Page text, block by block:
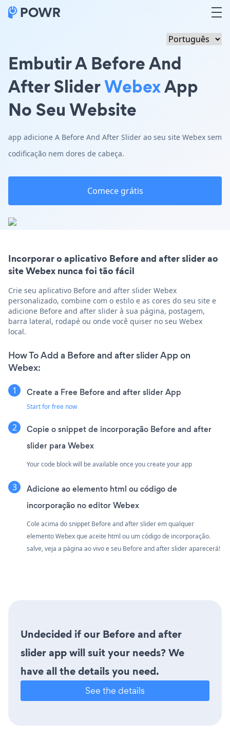
Embutir A Before And
After SliderWebexApp
No Seu Website
app adicione A Before And After Slider ao seu site Webex sem
codificação nem dores de cabeça.
Comece grátis
Incorporar o aplicativo Before and after slider ao
site Webex nunca foi tão fácil
Crie seu aplicativo Before and after slider Webex
personalizado, combine com o estilo e as cores do seu site e
adicione Before and after slider à sua página, postagem,
barra lateral, rodapé ou onde você quiser no seu Webex
local.
How To Add a Before and after slider App on
Webex:
Create a Free Before and after slider App
Start for free now
Copie o snippet de incorporação Before and after
slider para Webex
Your code block will be available once you create your app
Adicione ao elemento html ou código de
incorporação no editor Webex
Cole acima do snippet Before and after slider em qualquer
elemento Webex que aceite html ou um código de incorporação.
salve, veja a página ao vivo e seu Before and after slider aparecerá!
Undecided if our Before and after
slider app will suit your needs? We
have all the details you need.
See the details